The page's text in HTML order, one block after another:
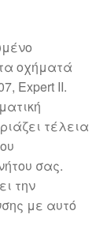
οχήματά
Expert II.
τέλεια
σας.
την
με αυτό